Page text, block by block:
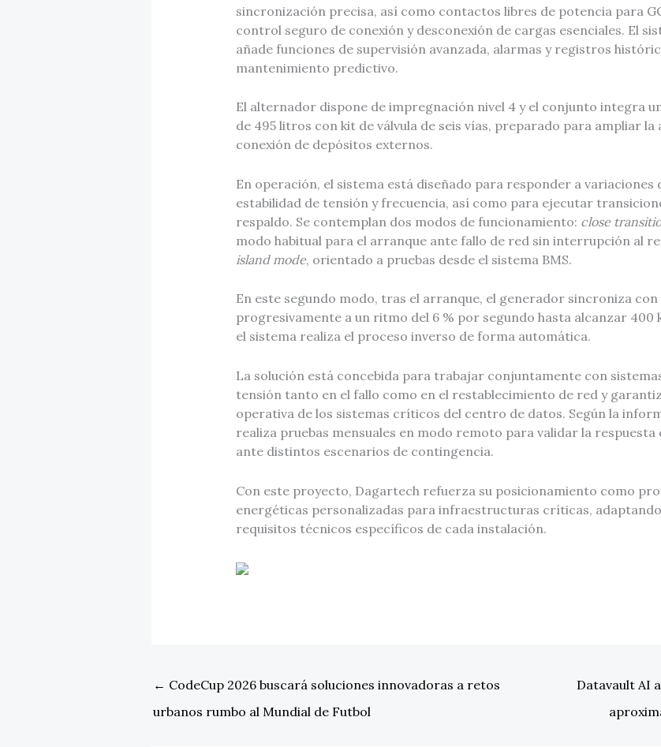
sincronización precisa, así como contactos libres de potencia para
control seguro de conexión y desconexión de cargas esenciales. El
añade funciones de supervisión avanzada, alarmas y registros
mantenimiento predictivo.
El alternador dispone de impregnación nivel 4 y el conjunto integra
de 495 litros con kit de válvula de seis vías, preparado para ampliar
conexión de depósitos externos.
En operación, el sistema está diseñado para responder a variaciones
estabilidad de tensión y frecuencia, así como para ejecutar
respaldo. Se contemplan dos modos de funcionamiento: close
modo habitual para el arranque ante fallo de red sin interrupción al
island mode, orientado a pruebas desde el sistema BMS.
En este segundo modo, tras el arranque, el generador sincroniza
progresivamente a un ritmo del 6 % por segundo hasta alcanzar 400
el sistema realiza el proceso inverso de forma automática.
La solución está concebida para trabajar conjuntamente con
tensión tanto en el fallo como en el restablecimiento de red y
operativa de los sistemas críticos del centro de datos. Según la
realiza pruebas mensuales en modo remoto para validar la
ante distintos escenarios de contingencia.
Con este proyecto, Dagartech refuerza su posicionamiento como
energéticas personalizadas para infraestructuras críticas,
requisitos técnicos específicos de cada instalación.
← CodeCup 2026 buscará soluciones innovadoras a retos
urbanos rumbo al Mundial de Futbol
Datavault AI